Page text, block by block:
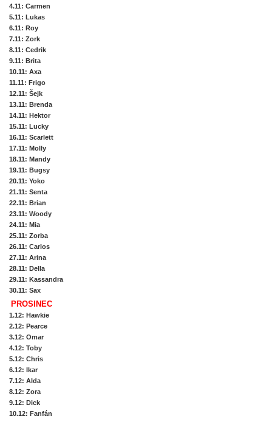
4.11: Carmen
5.11: Lukas
6.11: Roy
7.11: Zork
8.11: Cedrik
9.11: Brita
10.11: Axa
11.11: Frigo
12.11: Šejk
13.11: Brenda
14.11: Hektor
15.11: Lucky
16.11: Scarlett
17.11: Molly
18.11: Mandy
19.11: Bugsy
20.11: Yoko
21.11: Senta
22.11: Brian
23.11: Woody
24.11: Mia
25.11: Zorba
26.11: Carlos
27.11: Arina
28.11: Della
29.11: Kassandra
30.11: Sax
PROSINEC
1.12: Hawkie
2.12: Pearce
3.12: Omar
4.12: Toby
5.12: Chris
6.12: Ikar
7.12: Alda
8.12: Zora
9.12: Dick
10.12: Fanfán